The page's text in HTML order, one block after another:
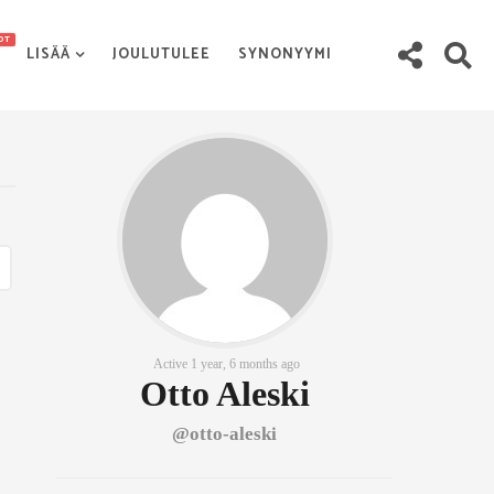
LISÄÄ JOULUTULEE SYNONYYMI
Active 1 year, 6 months ago
Otto Aleski
@otto-aleski